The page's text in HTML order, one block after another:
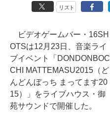
リスト
ビデオゲームバー・16SH
OTSは12月23日、音楽ライ
ブイベント「DONDONBOC
CHI MATTEMASU2015（ど
んどんぼっち まってます20
15）」をライブハウス・御
苑サウンドで開催した。